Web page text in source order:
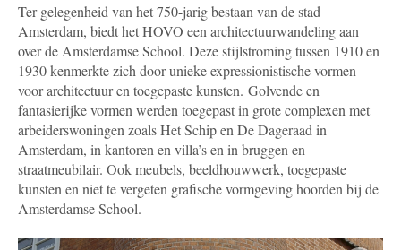
Ter gelegenheid van het 750-jarig bestaan van de stad
Amsterdam, biedt het HOVO een architectuurwandeling aan
over de Amsterdamse School. Deze stijlstroming tussen 1910 en
1930 kenmerkte zich door unieke expressionistische vormen
voor architectuur en toegepaste kunsten. Golvende en
fantasierijke vormen werden toegepast in grote complexen met
arbeiderswoningen zoals Het Schip en De Dageraad in
Amsterdam, in kantoren en villa’s en in bruggen en
straatmeubilair. Ook meubels, beeldhouwwerk, toegepaste
kunsten en niet te vergeten grafische vormgeving hoorden bij de
Amsterdamse School.